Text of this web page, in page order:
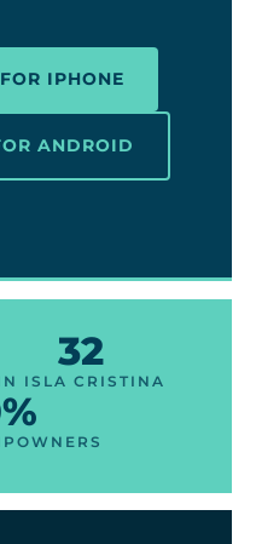
IPHONE
ANDROID
32
ISLA CRISTINA